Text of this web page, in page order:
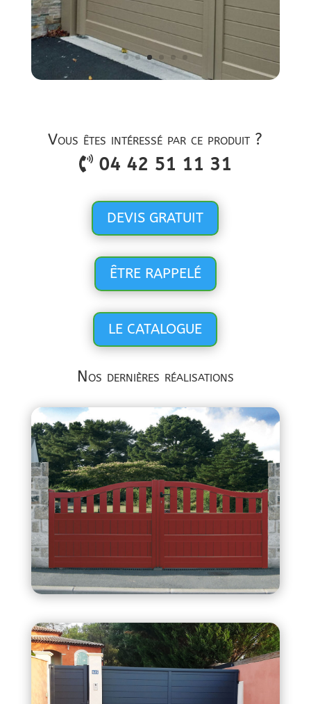
Vous êtes intéressé par ce produit ?
04 42 51 11 31
DEVIS GRATUIT
ÊTRE RAPPELÉ
LE CATALOGUE
Nos dernières réalisations